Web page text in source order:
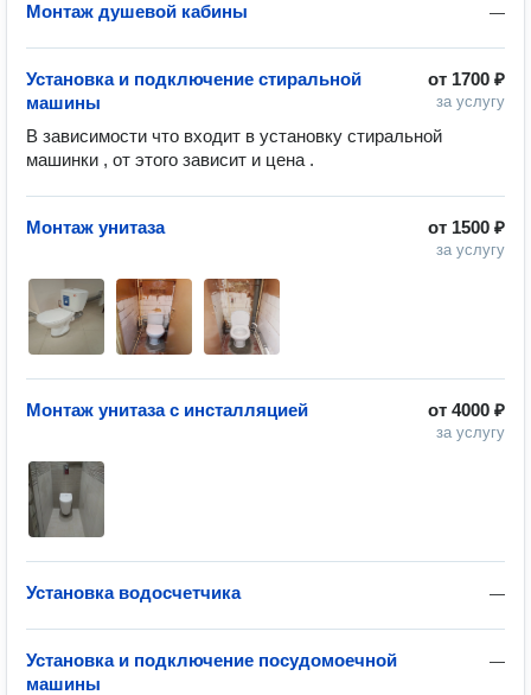
—
Монтаж душевой кабины
от 1700 ₽
за услугу
Установка и подключение стиральной
машины
В зависимости что входит в установку стиральной
машинки , от этого зависит и цена .
от 1500 ₽
за услугу
Монтаж унитаза
от 4000 ₽
за услугу
Монтаж унитаза с инсталляцией
—
Установка водосчетчика
—
Установка и подключение посудомоечной
машины